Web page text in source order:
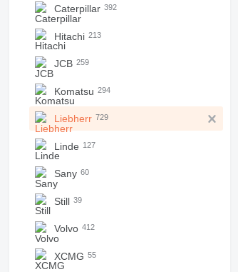
Caterpillar 392
Hitachi 213
JCB 259
Komatsu 294
Liebherr 729
Linde 127
Sany 60
Still 39
Volvo 412
XCMG 55